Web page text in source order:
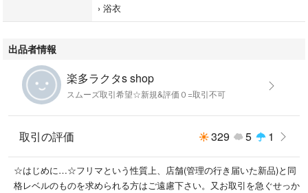
› 浴衣
出品者情報
楽多ラクタs shop
スムーズ取引希望☆新規&評価０=取引不可
取引の評価 329 5 1
☆はじめに…☆フリマという性質上、店舗(管理の行き届いた新品)と同
格レベルのものを求められる方はご遠慮下さい。又お取引を急ぐせっか